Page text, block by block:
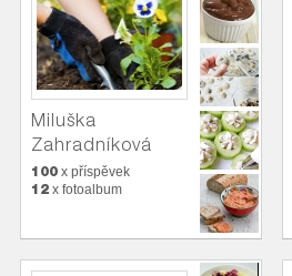
Miluška
Zahradníková
100 x příspěvek
12 x fotoalbum